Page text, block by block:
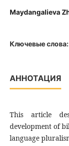
Maydangalieva
Ключевые слова:
АННОТАЦИЯ
This article
development of
language